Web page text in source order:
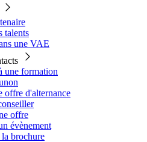
talents
une VAE
une formation
offre d'alternance
offre
évènement
brochure